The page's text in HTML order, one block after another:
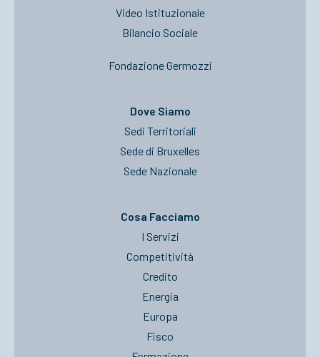
Video Istituzionale
Bilancio Sociale
Fondazione Germozzi
Dove Siamo
Sedi Territoriali
Sede di Bruxelles
Sede Nazionale
Cosa Facciamo
I Servizi
Competitività
Credito
Energia
Europa
Fisco